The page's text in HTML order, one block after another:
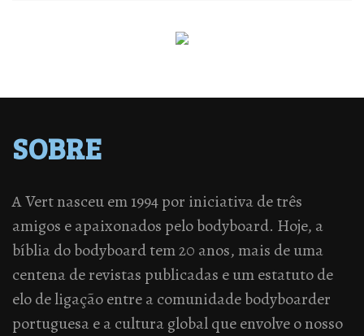
SOBRE
A Vert nasceu em 1994 por iniciativa de três
amigos e apaixonados pelo bodyboard. Hoje, a
bíblia do bodyboard tem 20 anos, mais de uma
centena de revistas publicadas e um estatuto de
elo de ligação entre a comunidade bodyboarder
portuguesa e a cultura global que envolve o nosso